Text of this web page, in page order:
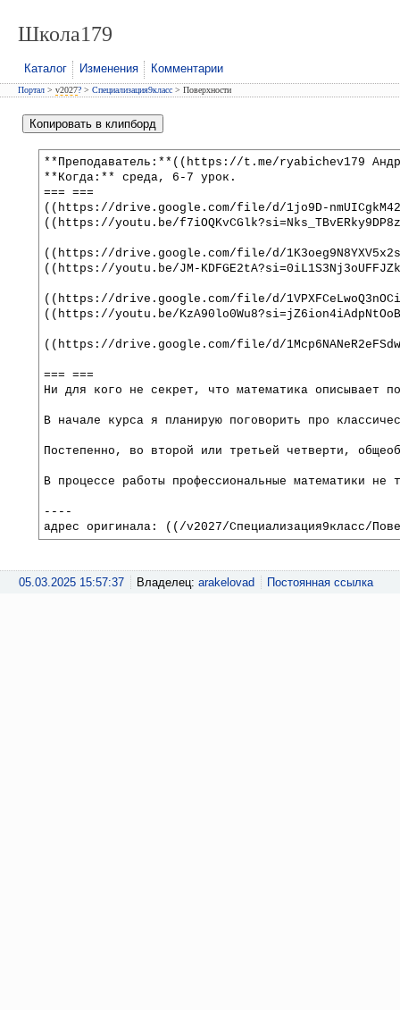
Школа179
Каталог Изменения Комментарии
Портал > v2027? > Специализация9класс > Поверхности
Копировать в клипборд
**Преподаватель:**((https://t.me/ryabichev179
**Когда:** среда, 6-7 урок.
=== ===
((https://drive.google.com/file/d/1jo9D-
((https://youtu.be/
((https://drive.google.com/file/d/
((https://youtu.be/JM-
((https://drive.google.com/file/d/
((https://youtu.be/
((https://drive.google.com/file/d/
=== ===
Ни для кого не секрет, что математика описывает
В начале курса я планирую поговорить про
Постепенно, во второй или третьей четверти,
В процессе работы профессиональные математики
----
адрес оригинала: ((/v2027/Специализация9класс/
05.03.2025 15:57:37 Владелец: arakelovad Постоянная ссылка